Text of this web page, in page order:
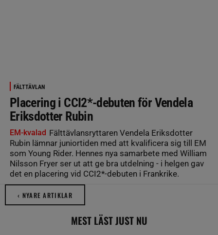
FÄLTTÄVLAN
Placering i CCI2*-debuten för Vendela
Eriksdotter Rubin
EM-kvalad Fälttävlansryttaren Vendela Eriksdotter
Rubin lämnar juniortiden med att kvalificera sig till EM
som Young Rider. Hennes nya samarbete med William
Nilsson Fryer ser ut att ge bra utdelning - i helgen gav
det en placering vid CCI2*-debuten i Frankrike.
‹ NYARE ARTIKLAR
MEST LÄST JUST NU